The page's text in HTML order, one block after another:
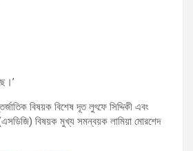
বিষয়ক বিশেষ দূত লুৎফে সিদ্দিকী এবং
বিষয়ক মুখ্য সমন্বয়ক লামিয়া মোরশেদ